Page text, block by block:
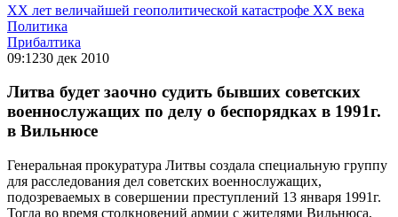
ХХ лет величайшей геополитической катастрофе ХХ века
Политика
Прибалтика
09:1230 дек 2010
Литва будет заочно судить бывших советских
военнослужащих по делу о беспорядках в 1991г.
в Вильнюсе
Генеральная прокуратура Литвы создала специальную группу
для расследования дел советских военнослужащих,
подозреваемых в совершении преступлений 13 января 1991г.
Тогда во время столкновений армии с жителями Вильнюса,